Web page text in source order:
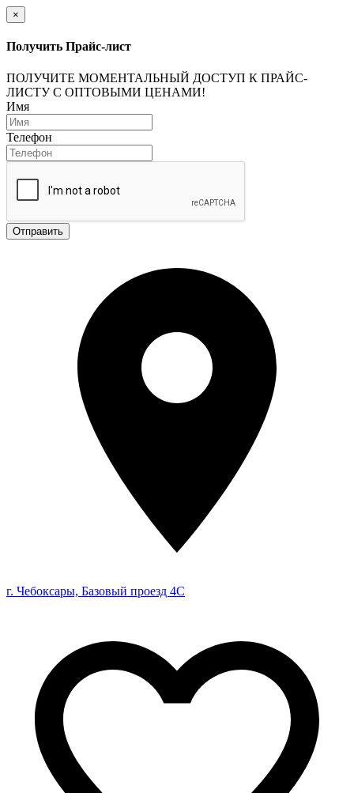
×
Получить Прайс-лист
ПОЛУЧИТЕ МОМЕНТАЛЬНЫЙ ДОСТУП К ПРАЙС-
ЛИСТУ С ОПТОВЫМИ ЦЕНАМИ!
Имя
Телефон
Отправить
г. Чебоксары, Базовый проезд 4С